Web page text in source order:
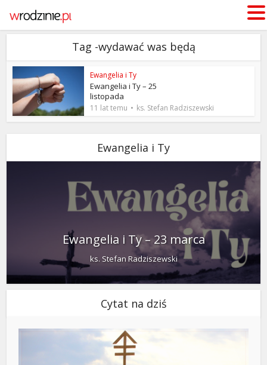
Tag -wydawać was będą
Ewangelia i Ty
Ewangelia i Ty – 25
listopada
11 lat temu ks. Stefan Radziszewski
Ewangelia i Ty
Ewangelia i Ty – 23 marca
ks. Stefan Radziszewski
Cytat na dziś